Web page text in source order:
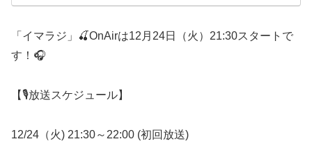
「イマラジ」🍒OnAirは12月24日（火）21:30スタートで
す！🎧
【🎙️放送スケジュール】
12/24（火) 21:30～22:00 (初回放送)